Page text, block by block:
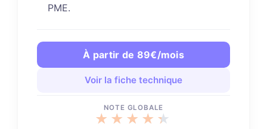
PME.
À partir de 89€/mois
Voir la fiche technique
NOTE GLOBALE
★★★★★
★★★★★